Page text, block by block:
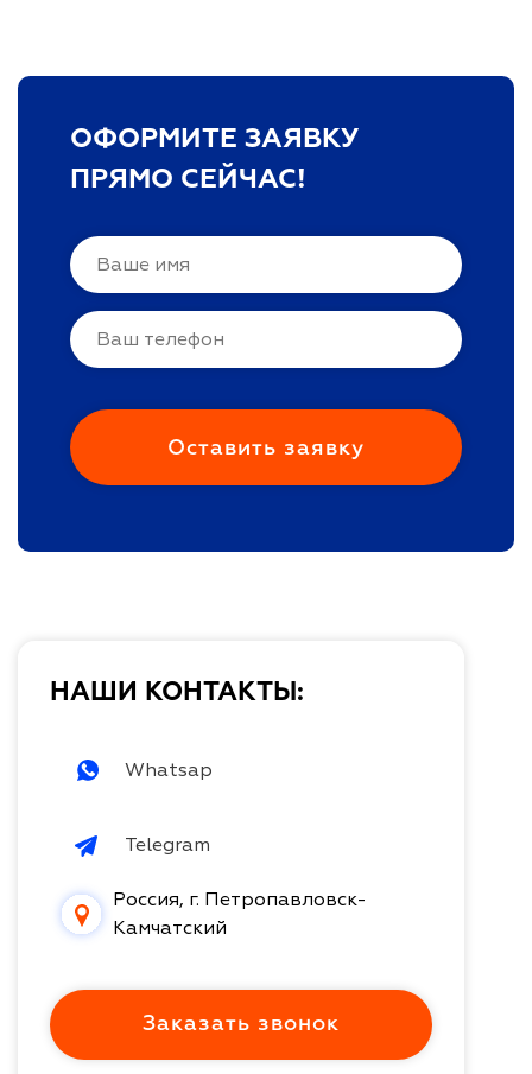
ОФОРМИТЕ ЗАЯВКУ
ПРЯМО СЕЙЧАС!
НАШИ КОНТАКТЫ:
Whatsap
Telegram
Россия, г. Петропавловск-
Камчатский
Заказать звонок